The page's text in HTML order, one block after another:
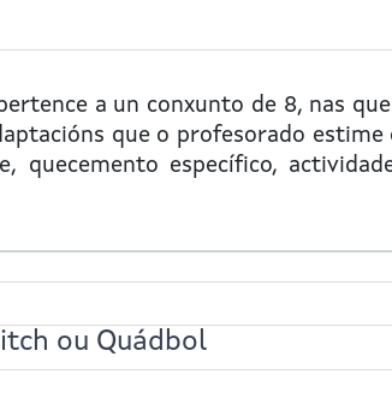
a un conxunto de 8, nas
que o profesorado
quecemento específico,
ou Quádbol